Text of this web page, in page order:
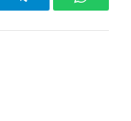
Telegram